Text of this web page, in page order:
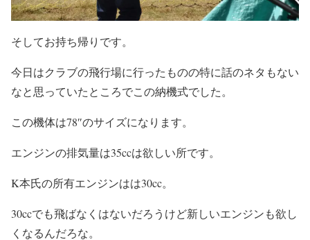
そしてお持ち帰りです。
今日はクラブの飛行場に行ったものの特に話のネタもない
なと思っていたところでこの納機式でした。
この機体は78″のサイズになります。
エンジンの排気量は35ccは欲しい所です。
K本氏の所有エンジンはは30cc。
30ccでも飛ばなくはないだろうけど新しいエンジンも欲し
くなるんだろな。